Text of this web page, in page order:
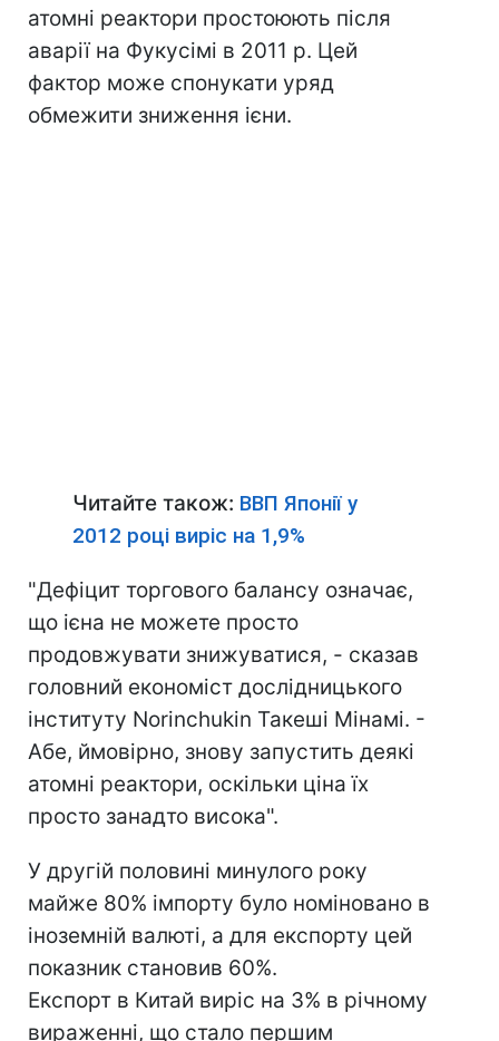
атомні реактори простоюють після
аварії на Фукусімі в 2011 р. Цей
фактор може спонукати уряд
обмежити зниження ієни.
Читайте також: ВВП Японії у
2012 році виріс на 1,9%
"Дефіцит торгового балансу означає,
що ієна не можете просто
продовжувати знижуватися, - сказав
головний економіст дослідницького
інституту Norinchukin Такеші Мінамі. -
Абе, ймовірно, знову запустить деякі
атомні реактори, оскільки ціна їх
просто занадто висока".
У другій половині минулого року
майже 80% імпорту було номіновано в
іноземній валюті, а для експорту цей
показник становив 60%.
Експорт в Китай виріс на 3% в річному
вираженні, що стало першим